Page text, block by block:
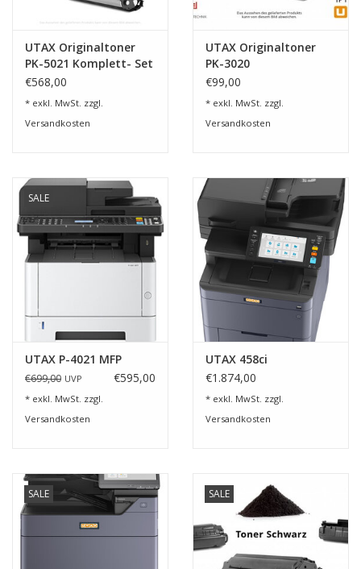
UTAX Originaltoner
PK-5021 Komplett- Set
€568,00
* exkl. MwSt. zzgl.
Versandkosten
UTAX Originaltoner
PK-3020
€99,00
* exkl. MwSt. zzgl.
Versandkosten
SALE
UTAX P-4021 MFP
€699,00 UVP €595,00
* exkl. MwSt. zzgl.
Versandkosten
UTAX 458ci
€1.874,00
* exkl. MwSt. zzgl.
Versandkosten
SALE SALE